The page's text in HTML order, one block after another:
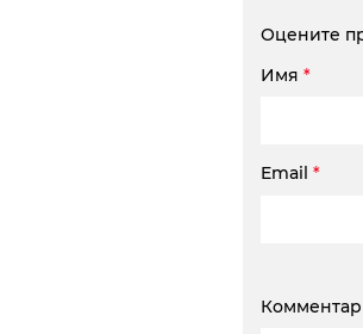
Оцените
Имя *
Email *